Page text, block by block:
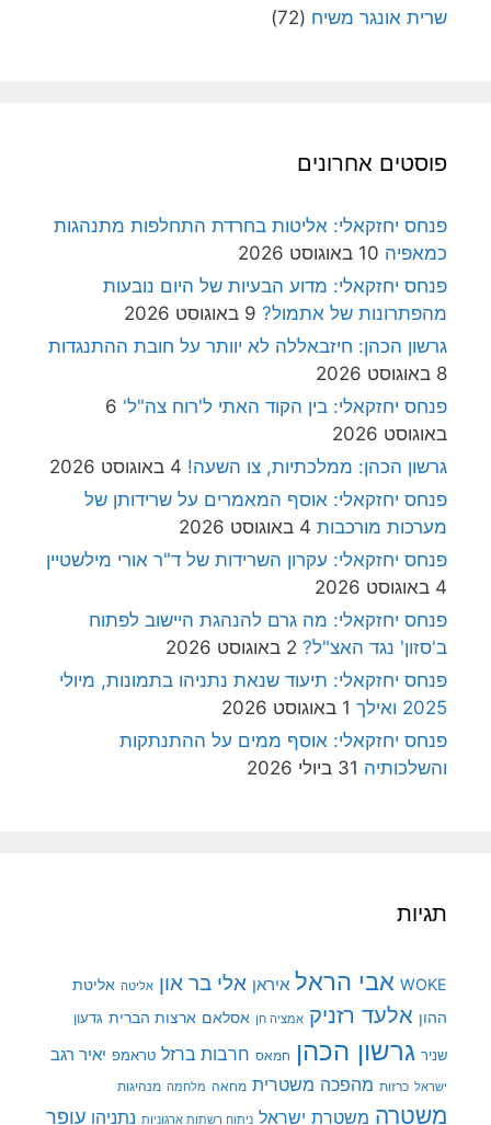
שרית אונגר משיח (72)
פוסטים אחרונים
פנחס יחזקאלי: אליטות בחרדת התחלפות מתנהגות
כמאפיה 10 באוגוסט 2026
פנחס יחזקאלי: מדוע הבעיות של היום נובעות
מהפתרונות של אתמול? 9 באוגוסט 2026
גרשון הכהן: חיזבאללה לא יוותר על חובת ההתנגדות
8 באוגוסט 2026
פנחס יחזקאלי: בין הקוד האתי ל'רוח צה"ל' 6
באוגוסט 2026
גרשון הכהן: ממלכתיות, צו השעה! 4 באוגוסט 2026
פנחס יחזקאלי: אוסף המאמרים על שרידותן של
מערכות מורכבות 4 באוגוסט 2026
פנחס יחזקאלי: עקרון השרידות של ד"ר אורי מילשטיין
4 באוגוסט 2026
פנחס יחזקאלי: מה גרם להנהגת היישוב לפתוח
ב'סזון' נגד האצ"ל? 2 באוגוסט 2026
פנחס יחזקאלי: תיעוד שנאת נתניהו בתמונות, מיולי
2025 ואילך
1 באוגוסט 2026
פנחס יחזקאלי: אוסף ממים על ההתנתקות
והשלכותיה 31 ביולי 2026
תגיות
WOKE אבי הראל איראן אלי בר און אליטה אליטת
ההון אלעד רזניק אמציה חן אסלאם ארצות הברית גדעון
שניר גרשון הכהן חמאס חרבות ברזל טראמפ יאיר רגב
ישראל כרזות מהפכה משטרית מחאה מלחמה מנהיגות
משטרה משטרת ישראל ניתוח רשתות ארגוניות נתניהו עופר